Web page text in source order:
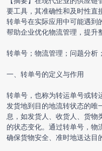
要工具，其准确性和及时性直
转单号在实际应用中可能遇到
帮助企业优化物流管理，提升
转单号；物流管理；问题分析
一、转单号的定义与作用
转单号，也称为转运单号或转
发货地到目的地流转状态的唯
息，如发货人、收货人、货物
的状态变化。通过转单号，物
确保货物安全、准时地送达目